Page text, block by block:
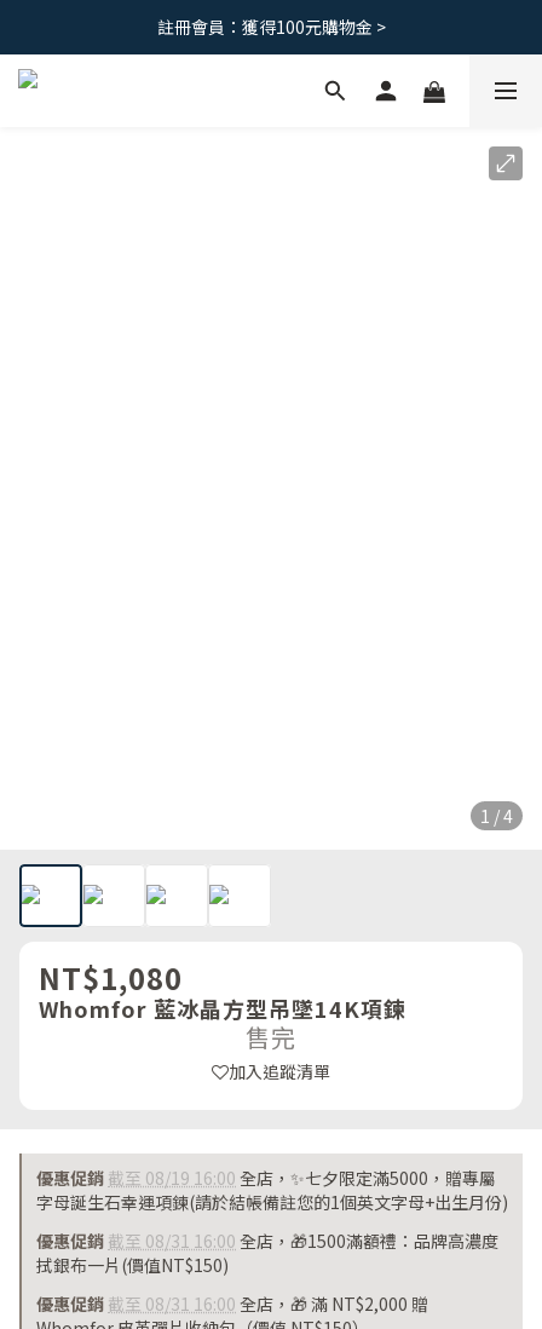
免運優惠｜台灣滿 1500 ，港澳滿2500
註冊會員：獲得100元購物金 >
免運優惠｜台灣滿 1500 ，港澳滿2500
1 / 4
NT$1,080
Whomfor 藍冰晶方型吊墜14K項鍊
售完
加入追蹤清單
優惠促銷 截至 08/19 16:00 全店，✨七夕限定滿5000，贈專屬
字母誕生石幸運項鍊(請於結帳備註您的1個英文字母+出生月份)
優惠促銷 截至 08/31 16:00 全店，🎁1500滿額禮：品牌高濃度
拭銀布一片(價值NT$150)
優惠促銷 截至 08/31 16:00 全店，🎁 滿 NT$2,000 贈